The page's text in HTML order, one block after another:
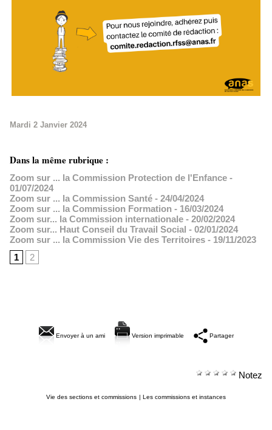
Mardi 2 Janvier 2024
Dans la même rubrique :
Zoom sur ... la Commission Protection de l'Enfance -
01/07/2024
Zoom sur ... la Commission Santé - 24/04/2024
Zoom sur ... la Commission Formation - 16/03/2024
Zoom sur... la Commission internationale - 20/02/2024
Zoom sur... Haut Conseil du Travail Social - 02/01/2024
Zoom sur ... la Commission Vie des Territoires - 19/11/2023
1
2
Envoyer à un ami Version imprimable Partager
Notez
Vie des sections et commissions | Les commissions et instances